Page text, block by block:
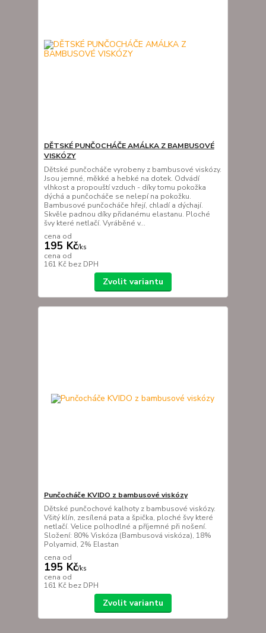
DĚTSKÉ PUNČOCHÁČE AMÁLKA Z BAMBUSOVÉ
VISKÓZY
Dětské punčocháče vyrobeny z bambusové viskózy.
Jsou jemné, měkké a hebké na dotek. Odvádí
vlhkost a propouští vzduch - díky tomu pokožka
dýchá a punčocháče se nelepí na pokožku.
Bambusové punčocháče hřejí, chladí a dýchají.
Skvěle padnou díky přidanému elastanu. Ploché
švy které netlačí. Vyráběné v...
cena od
195 Kč/ks
cena od
161 Kč bez DPH
Zvolit variantu
Punčocháče KVIDO z bambusové viskózy
Dětské punčochové kalhoty z bambusové viskózy.
Všitý klín, zesílená pata a špička, ploché švy které
netlačí. Velice polhodlné a příjemné při nošení.
Složení: 80% Viskóza (Bambusová viskóza), 18%
Polyamid, 2% Elastan
cena od
195 Kč/ks
cena od
161 Kč bez DPH
Zvolit variantu